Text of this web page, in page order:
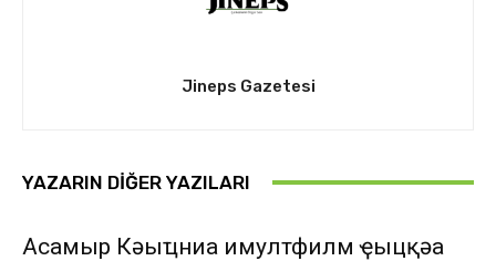
Jineps Gazetesi
YAZARIN DIĞER YAZILARI
Асҭамыр Кәыҵниа имултфилм ҿыцқәа